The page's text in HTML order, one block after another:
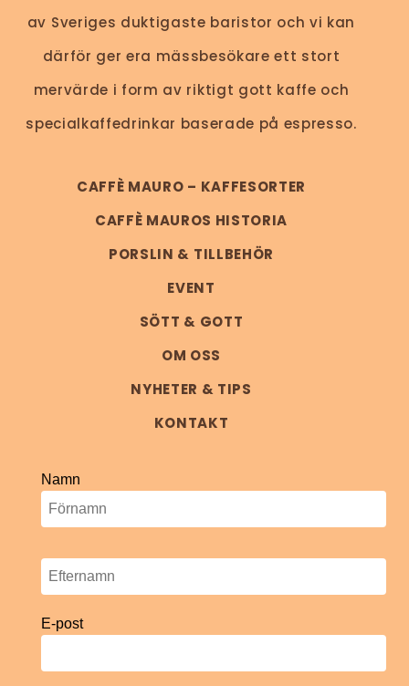
av Sveriges duktigaste baristor och vi kan
därför ger era mässbesökare ett stort
mervärde i form av riktigt gott kaffe och
specialkaffedrinkar baserade på espresso.
CAFFÈ MAURO – KAFFESORTER
CAFFÈ MAUROS HISTORIA
PORSLIN & TILLBEHÖR
EVENT
SÖTT & GOTT
OM OSS
NYHETER & TIPS
KONTAKT
Namn
E-post